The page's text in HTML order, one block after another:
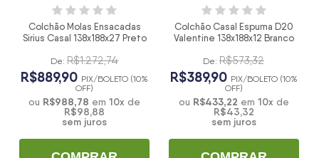
Colchão Molas Ensacadas
Sirius Casal 138x188x27 Preto
De: R$1.272,74
R$889,90 PIX/BOLETO (10%
OFF)
ou R$988,78 em10x de
R$98,88
sem juros
Colchão Casal Espuma D20
Valentine 138x188x12 Branco
De: R$573,32
R$389,90 PIX/BOLETO (10%
OFF)
ou R$433,22 em 10x de
R$43,32
sem juros